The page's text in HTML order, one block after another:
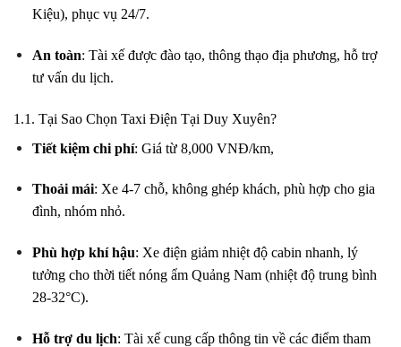
Kiệu), phục vụ 24/7.
An toàn: Tài xế được đào tạo, thông thạo địa phương, hỗ trợ
tư vấn du lịch.
1.1. Tại Sao Chọn Taxi Điện Tại Duy Xuyên?
Tiết kiệm chi phí: Giá từ 8,000 VNĐ/km,
Thoải mái: Xe 4-7 chỗ, không ghép khách, phù hợp cho gia
đình, nhóm nhỏ.
Phù hợp khí hậu: Xe điện giảm nhiệt độ cabin nhanh, lý
tưởng cho thời tiết nóng ẩm Quảng Nam (nhiệt độ trung bình
28-32°C).
Hỗ trợ du lịch: Tài xế cung cấp thông tin về các điểm tham